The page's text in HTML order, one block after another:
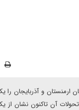
ارمنستان و آذربایجان را
آن تاکنون نشان از